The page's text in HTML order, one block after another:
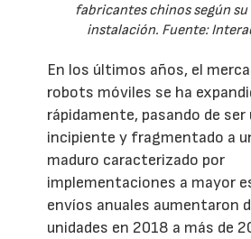
fabricantes chinos según
instalación. Fuente:
En los últimos años, el
robots móviles se ha
rápidamente, pasando de
incipiente y fragmentado a
maduro caracterizado por
implementaciones a mayor
envíos anuales aumentaron
unidades en 2018 a más de